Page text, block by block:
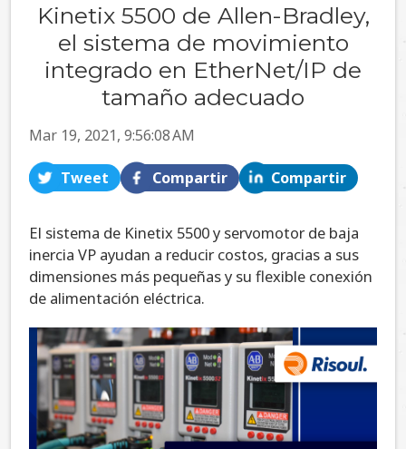
Kinetix 5500 de Allen-Bradley,
el sistema de movimiento
integrado en EtherNet/IP de
tamaño adecuado
Mar 19, 2021, 9:56:08 AM
Tweet Compartir Compartir
El sistema de Kinetix 5500 y servomotor de baja
inercia VP ayudan a reducir costos, gracias a sus
dimensiones más pequeñas y su flexible conexión
de alimentación eléctrica.